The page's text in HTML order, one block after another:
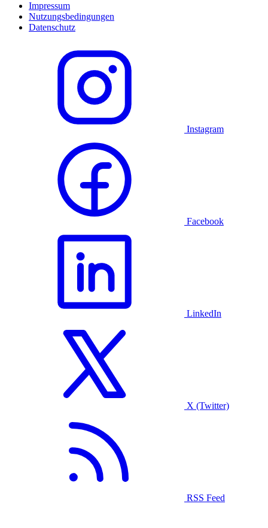
Impressum
Nutzungsbedingungen
Datenschutz
Instagram
Facebook
LinkedIn
X (Twitter)
RSS Feed